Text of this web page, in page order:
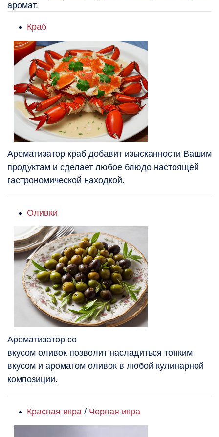
аромат.
Краб
Ароматизатор краб добавит изысканности Вашим
продуктам и сделает любое блюдо настоящей
гастрономической находкой.
Оливки
Ароматизатор со
вкусом оливок позволит насладиться тонким
вкусом и ароматом оливок в любой кулинарной
композиции.
Красная икра / Черная икра